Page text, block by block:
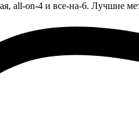
all-on-4 и все-на-6. Лучшие